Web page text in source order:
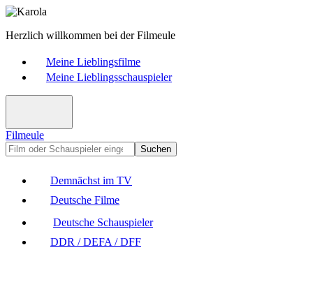
Herzlich willkommen bei der Filmeule
Meine Lieblingsfilme
Meine Lieblingsschauspieler
Filmeule
Suchen
Demnächst im TV
Deutsche Filme
Deutsche Schauspieler
DDR / DEFA / DFF